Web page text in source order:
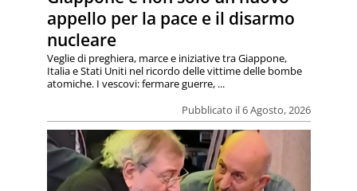
appello per la pace e il disarmo
nucleare
Pubblicato il 6 Agosto, 2026
Veglie di preghiera, marce e iniziative tra Giappone,
Italia e Stati Uniti nel ricordo delle vittime delle bombe
atomiche. I vescovi: fermare guerre, ...